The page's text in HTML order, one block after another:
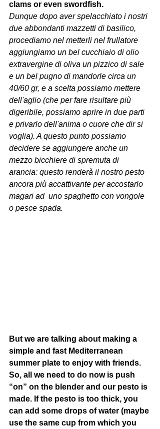
clams or even swordfish.
Dunque dopo aver spelacchiato i nostri
due abbondanti mazzetti di basilico,
procediamo nel metterli nel frullatore
aggiungiamo un bel cucchiaio di olio
extravergine di oliva un pizzico di sale
e un bel pugno di mandorle circa un
40/60 gr, e a scelta possiamo mettere
dell'aglio (che per fare risultare più
digeribile, possiamo aprire in due parti
e privarlo dell'anima o cuore che dir si
voglia). A questo punto possiamo
decidere se aggiungere anche un
mezzo bicchiere di spremuta di
arancia: questo renderà il nostro pesto
ancora più accattivante per accostarlo
magari ad  uno spaghetto con vongole
o pesce spada.
But we are talking about making a
simple and fast Mediterranean
summer plate to enjoy with friends.
So, all we need to do now is push
“on” on the blender and our pesto is
made. If the pesto is too thick, you
can add some drops of water (maybe
use the same cup from which you